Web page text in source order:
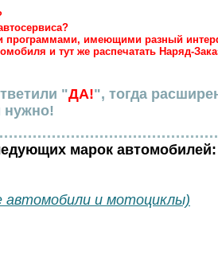
программами, имеющими разный
и тут же распечатать Наряд-
"ДА!", тогда
нужно!
марок автомобилей:
автомобили и мотоциклы)